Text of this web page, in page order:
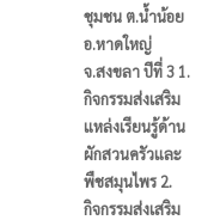
ชุมชน ต.น้ำน้อย
อ.หาดใหญ่
จ.สงขลา ปีที่ 3 1.
กิจกรรมส่งเสริม
แหล่งเรียนรู้ด้าน
ผักสวนครัวและ
พืชสมุนไพร 2.
กิจกรรมส่งเสริม